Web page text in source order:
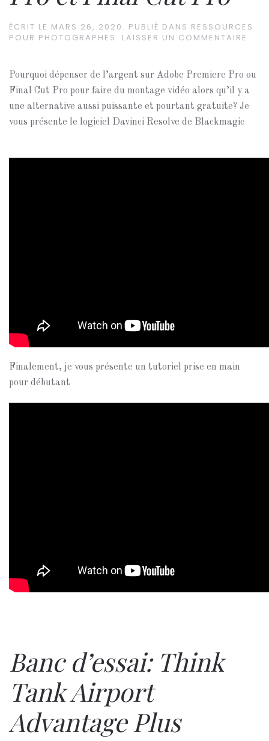
ÉCRIT LE MARS 26, 2020 . PUBLIÉ DANS RESSOURCES
POUR PHOTOGRAPHES . LAISSER UN COMMENTAIRE
Pourquoi dépenser de l’argent sur Adobe Premiere Pro ou
Final Cut Pro pour faire du montage vidéo alors qu’il y a
une alternative aussi puissante et pourtant gratuite? Je
vous présente le logiciel Davinci Resolve de Blackmagic
Finalement, je vous présente un tutoriel prise en main
pour débutant
Banc d’essai: Think
Tank Airport
Advantage Plus